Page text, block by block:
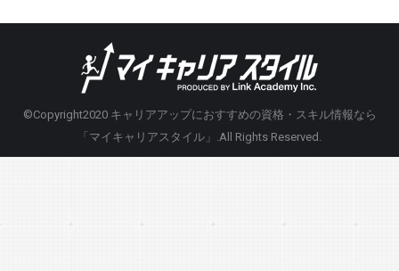
©Copyright2020 キャリアアップにおすすめの資格・スキル情報なら
「マイキャリアスタイル」
.All Rights Reserved.